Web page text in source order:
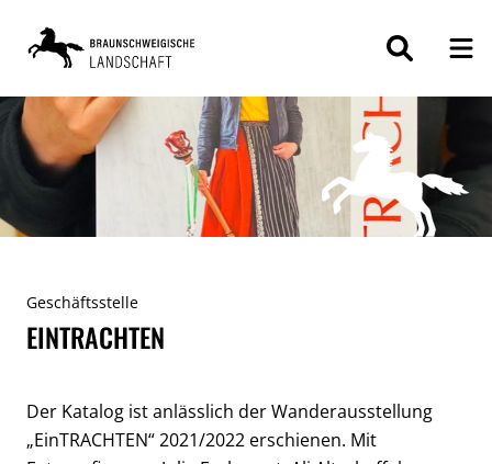
ZUM
INHALT
Geschäftsstelle
EINTRACHTEN
Der Katalog ist anlässlich der Wanderausstellung
„EinTRACHTEN“ 2021/2022 erschienen. Mit